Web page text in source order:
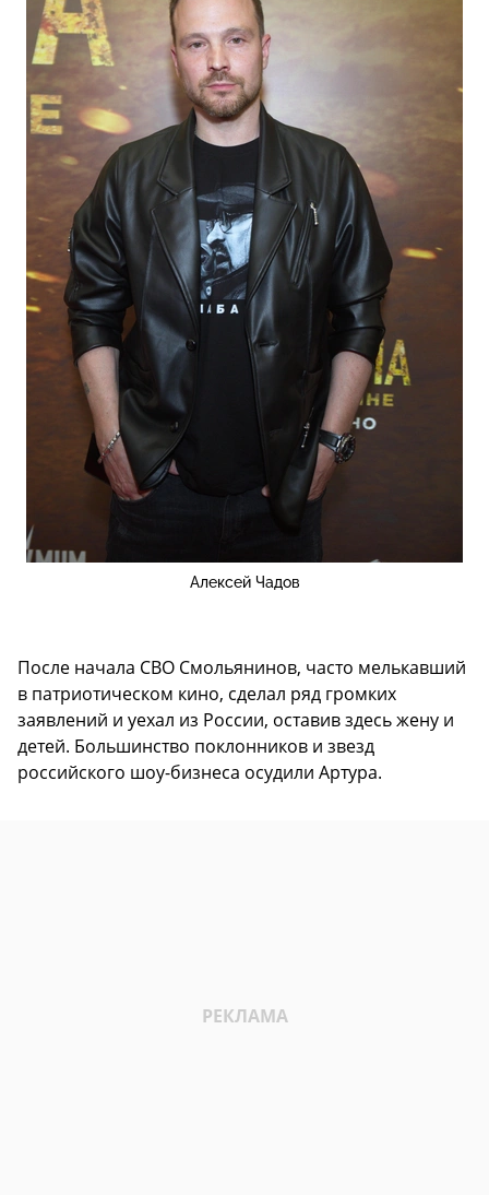
Алексей Чадов
После начала СВО Смольянинов, часто мелькавший
в патриотическом кино, сделал ряд громких
заявлений и уехал из России, оставив здесь жену и
детей. Большинство поклонников и звезд
российского шоу-бизнеса осудили Артура.